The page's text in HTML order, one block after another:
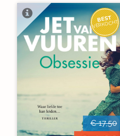
BEST
VERKOCHT
€ 17,50